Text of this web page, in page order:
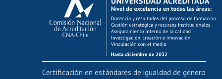
Postulación al AUCAI
Funcionarias/os
Cursos internos de capacitación
Bienestar del personal
Portal de movilidad interna
Certificación en estándares de igualdad de género